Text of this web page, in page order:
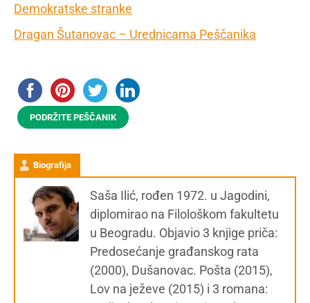
Demokratske stranke
Dragan Šutanovac – Urednicama Peščanika
PODRŽITE PEŠČANIK
Biografija
Saša Ilić, rođen 1972. u Jagodini,
diplomirao na Filološkom fakultetu
u Beogradu. Objavio 3 knjige priča:
Predosećanje građanskog rata
(2000), Dušanovac. Pošta (2015),
Lov na ježeve (2015) i 3 romana: